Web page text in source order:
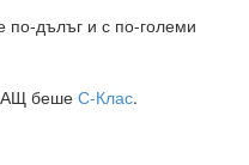
по-дълъг и с по-големи
бешеС-Клас.